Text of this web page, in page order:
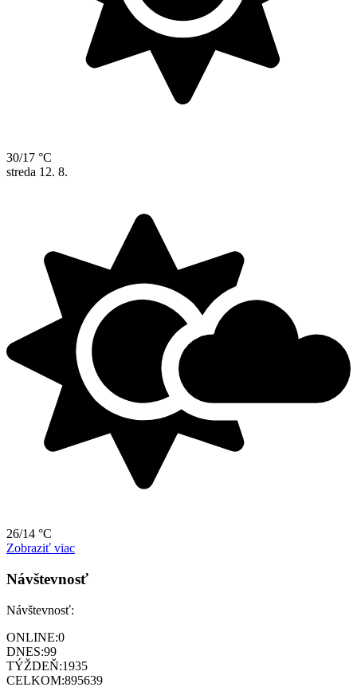
30/17 °C
streda 12. 8.
26/14 °C
Zobraziť viac
Návštevnosť
Návštevnosť:
ONLINE:0
DNES:99
TÝŽDEŇ:1935
CELKOM:895639